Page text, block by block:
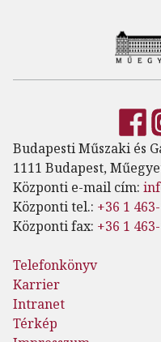
Budapesti Műszaki és
1111 Budapest,
Központi e-mail cím:
Központi tel.: +36 1
Központi fax: +36 1
Telefonkönyv
Karrier
Intranet
Térkép